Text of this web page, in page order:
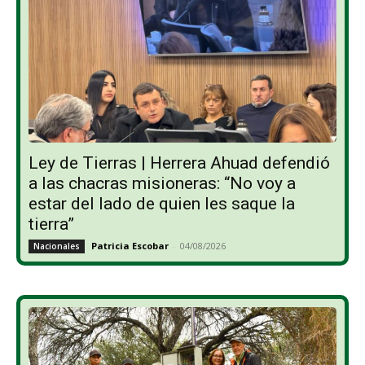
Ley de Tierras | Herrera Ahuad defendió
a las chacras misioneras: “No voy a
estar del lado de quien les saque la
tierra”
Nacionales Patricia Escobar - 04/08/2026